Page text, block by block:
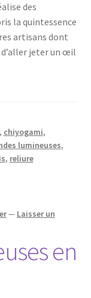
des
la quintessence
artisans dont
d’aller jeter un œil
chiyogami,
lumineuses,
, reliure
— Laisser un
en